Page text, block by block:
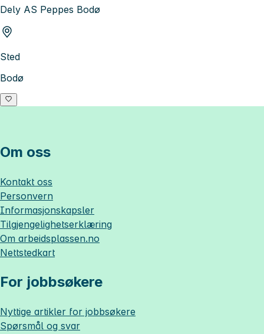
Dely AS Peppes Bodø
Sted
Bodø
Om oss
Kontakt oss
Personvern
Informasjonskapsler
Tilgjengelighetserklæring
Om arbeidsplassen.no
Nettstedkart
For jobbsøkere
Nyttige artikler for jobbsøkere
Spørsmål og svar